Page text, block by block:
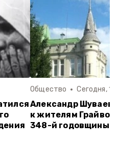
Общество Сегодня,
Александр Шуваев
к жителям
348-й годовщины